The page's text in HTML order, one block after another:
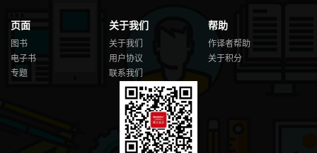
页面
图书
电子书
专题
关于我们
关于我们
用户协议
联系我们
帮助
作译者帮助
关于积分